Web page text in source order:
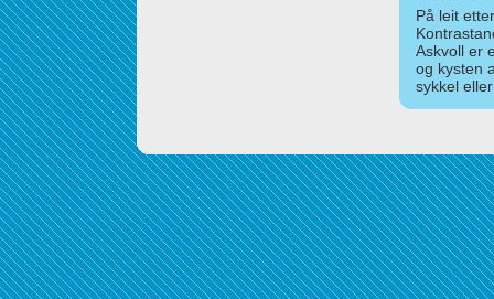
På leit
Askvoll er
og kysten
sykkel